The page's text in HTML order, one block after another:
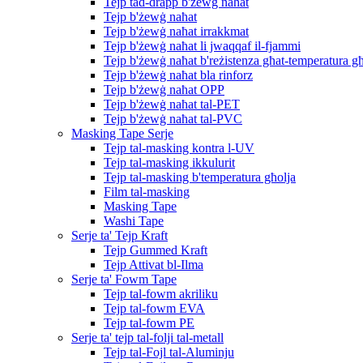
Tejp b'żewġ naħat
Tejp b'żewġ naħat irrakkmat
Tejp b'żewġ naħat li jwaqqaf il-fjammi
Tejp b'żewġ naħat b'reżistenza għat-temperatura
Tejp b'żewġ naħat bla rinforz
Tejp b'żewġ naħat OPP
Tejp b'żewġ naħat tal-PET
Tejp b'żewġ naħat tal-PVC
Masking Tape Serje
Tejp tal-masking kontra l-UV
Tejp tal-masking ikkulurit
Tejp tal-masking b'temperatura għolja
Film tal-masking
Masking Tape
Washi Tape
Serje ta' Tejp Kraft
Tejp Gummed Kraft
Tejp Attivat bl-Ilma
Serje ta' Fowm Tape
Tejp tal-fowm akriliku
Tejp tal-fowm EVA
Tejp tal-fowm PE
Serje ta' tejp tal-folji tal-metall
Tejp tal-Fojl tal-Aluminju